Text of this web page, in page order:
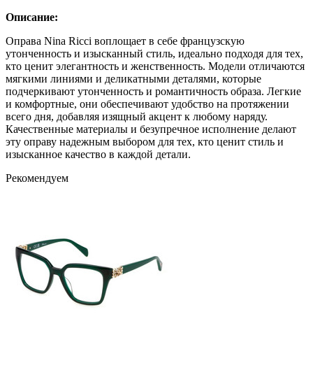
Описание:
Оправа Nina Ricci воплощает в себе французскую
утонченность и изысканный стиль, идеально подходя для тех,
кто ценит элегантность и женственность. Модели отличаются
мягкими линиями и деликатными деталями, которые
подчеркивают утонченность и романтичность образа. Легкие
и комфортные, они обеспечивают удобство на протяжении
всего дня, добавляя изящный акцент к любому наряду.
Качественные материалы и безупречное исполнение делают
эту оправу надежным выбором для тех, кто ценит стиль и
изысканное качество в каждой детали.
Рекомендуем